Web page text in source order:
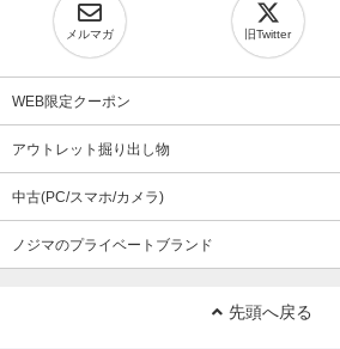
メルマガ 旧Twitter
WEB限定クーポン
アウトレット掘り出し物
中古(PC/スマホ/カメラ)
ノジマのプライベートブランド
先頭へ戻る